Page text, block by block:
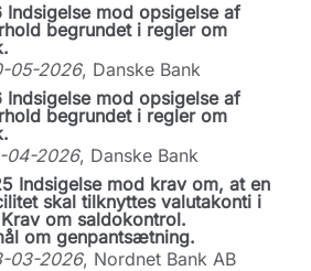
mod opsigelse af
begrundet i regler om
05-2026, Danske Bank
mod opsigelse af
begrundet i regler om
04-2026, Danske Bank
Indsigelse mod krav om, at en
skal tilknyttes valutakonti i
om saldokontrol.
om genpantsætning.
03-2026, Nordnet Bank AB